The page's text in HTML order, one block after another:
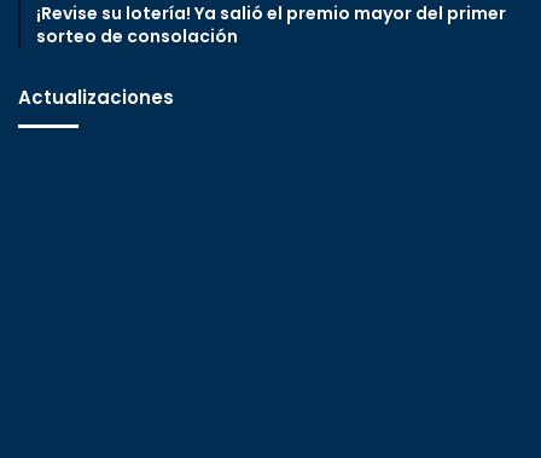
¡Revise su lotería! Ya salió el premio mayor del primer
sorteo de consolación
Actualizaciones